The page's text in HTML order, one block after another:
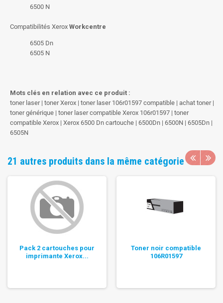
6500 N
Compatibilités Xerox Workcentre
6505 Dn
6505 N
Mots clés en relation avec ce produit :
toner laser | toner Xerox | toner laser 106r01597 compatible | achat toner |
toner générique | toner laser compatible Xerox 106r01597 | toner
compatible Xerox | Xerox 6500 Dn cartouche | 6500Dn | 6500N | 6505Dn |
6505N
21 autres produits dans la même catégorie
Pack 2 cartouches pour
imprimante Xerox...
Toner noir compatible
106R01597